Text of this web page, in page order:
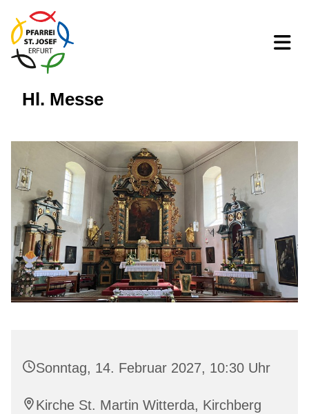
Hl. Messe
Sonntag, 14. Februar 2027, 10:30 Uhr
Kirche St. Martin Witterda, Kirchberg